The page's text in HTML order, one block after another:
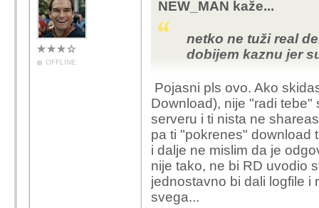
ne moram.
nades ima tih
paranoid kao ja
uzmes vpn prek
anonimni mail na
Email, Tuta ili
€ eura
postoje jeftinija
previse trazilo da
debrid ili neku
99.9999999% od
OFFLINE
NEW_MAN kaže...
netko ne tuži real
dobijem kaznu jer
Pojasni pls ovo. Ako
Download), nije "radi
serveru i ti nista ne
pa ti "pokrenes" download
i dalje ne mislim da je
nije tako, ne bi RD uvodio
jednostavno bi dali logfile i
svega...